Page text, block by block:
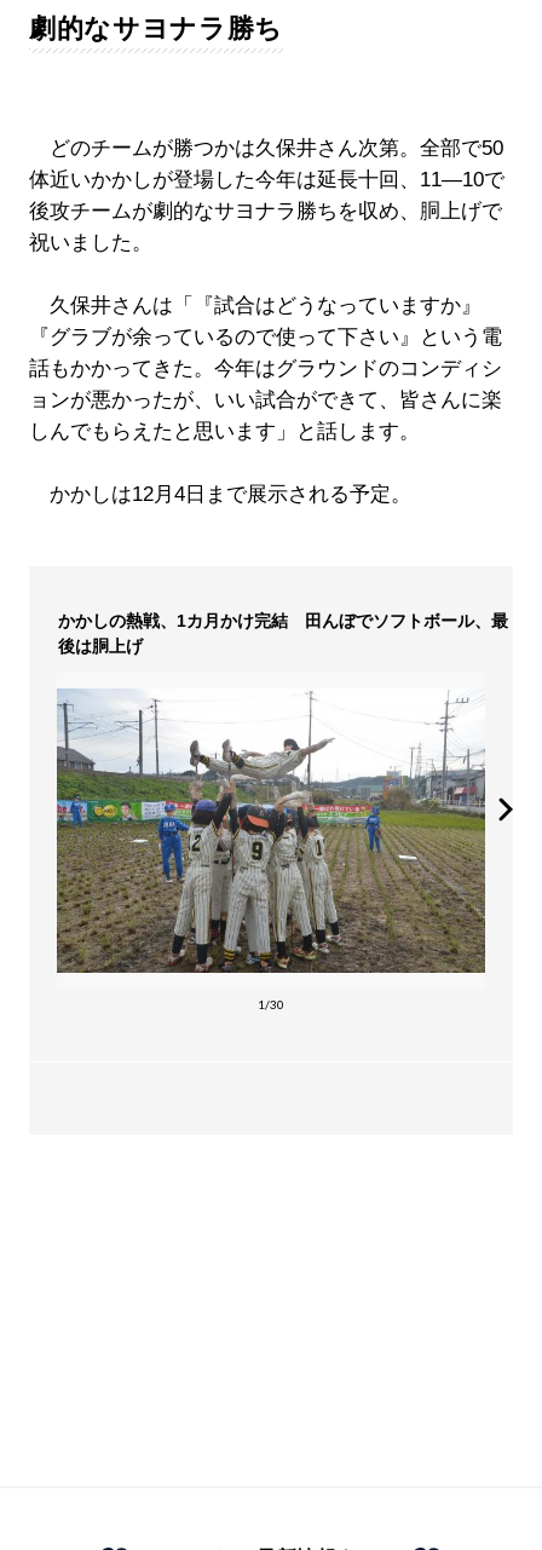
劇的なサヨナラ勝ち
どのチームが勝つかは久保井さん次第。全部で50
体近いかかしが登場した今年は延長十回、11―10で
後攻チームが劇的なサヨナラ勝ちを収め、胴上げで
祝いました。
久保井さんは「『試合はどうなっていますか』
『グラブが余っているので使って下さい』という電
話もかかってきた。今年はグラウンドのコンディシ
ョンが悪かったが、いい試合ができて、皆さんに楽
しんでもらえたと思います」と話します。
かかしは12月4日まで展示される予定。
かかしの熱戦、1カ月かけ完結 田んぼでソフトボール、最
後は胴上げ
1/30